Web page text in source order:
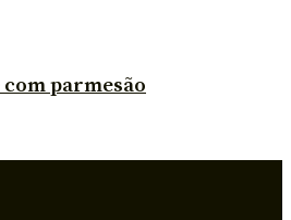
parmesão